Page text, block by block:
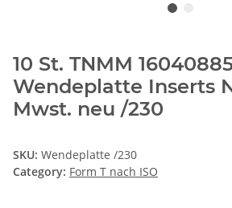
10 St. TNMM
Wendeplatte Inserts
Mwst. neu /230
SKU: Wendeplatte /230
Category: Form T nach ISO